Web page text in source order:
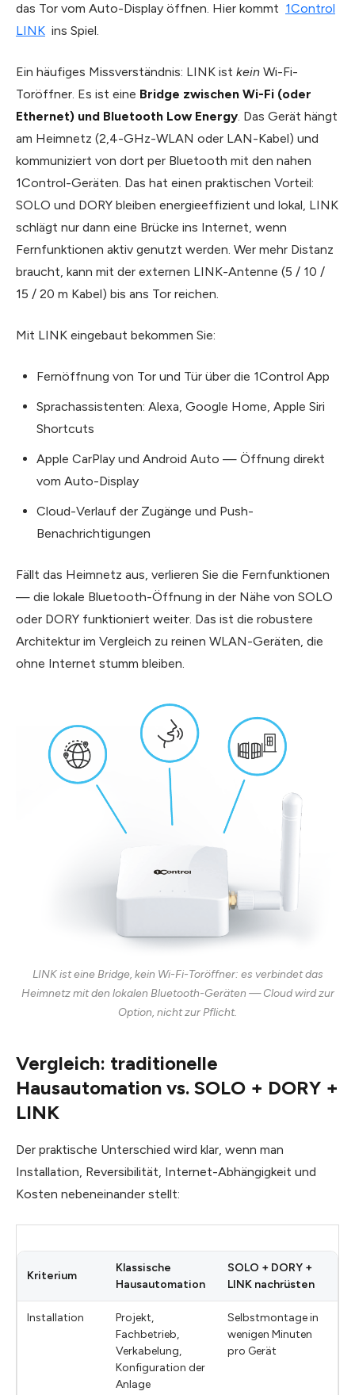
das Tor vom Auto-Display öffnen. Hier kommt 1Control
LINK ins Spiel.
Ein häufiges Missverständnis: LINK ist kein Wi-Fi-
Toröffner. Es ist eine Bridge zwischen Wi-Fi (oder
Ethernet) und Bluetooth Low Energy. Das Gerät hängt
am Heimnetz (2,4-GHz-WLAN oder LAN-Kabel) und
kommuniziert von dort per Bluetooth mit den nahen
1Control-Geräten. Das hat einen praktischen Vorteil:
SOLO und DORY bleiben energieeffizient und lokal, LINK
schlägt nur dann eine Brücke ins Internet, wenn
Fernfunktionen aktiv genutzt werden. Wer mehr Distanz
braucht, kann mit der externen LINK-Antenne (5 / 10 /
15 / 20 m Kabel) bis ans Tor reichen.
Mit LINK eingebaut bekommen Sie:
Fernöffnung von Tor und Tür über die 1Control App
Sprachassistenten: Alexa, Google Home, Apple Siri
Shortcuts
Apple CarPlay und Android Auto — Öffnung direkt
vom Auto-Display
Cloud-Verlauf der Zugänge und Push-
Benachrichtigungen
Fällt das Heimnetz aus, verlieren Sie die Fernfunktionen
— die lokale Bluetooth-Öffnung in der Nähe von SOLO
oder DORY funktioniert weiter. Das ist die robustere
Architektur im Vergleich zu reinen WLAN-Geräten, die
ohne Internet stumm bleiben.
LINK ist eine Bridge, kein Wi-Fi-Toröffner: es verbindet das
Heimnetz mit den lokalen Bluetooth-Geräten — Cloud wird zur
Option, nicht zur Pflicht.
Vergleich: traditionelle
Hausautomation vs. SOLO + DORY +
LINK
Der praktische Unterschied wird klar, wenn man
Installation, Reversibilität, Internet-Abhängigkeit und
Kosten nebeneinander stellt:
Kriterium
Klassische
Hausautomation
SOLO + DORY +
LINK nachrüsten
Installation
Projekt,
Fachbetrieb,
Verkabelung,
Konfiguration der
Anlage
Selbstmontage in
wenigen Minuten
pro Gerät